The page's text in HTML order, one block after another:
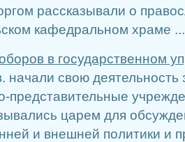
рассказывали о
кафедральном храме ...
в государственном
начали свою деятельность
представительные
царем для
и внешней политики и